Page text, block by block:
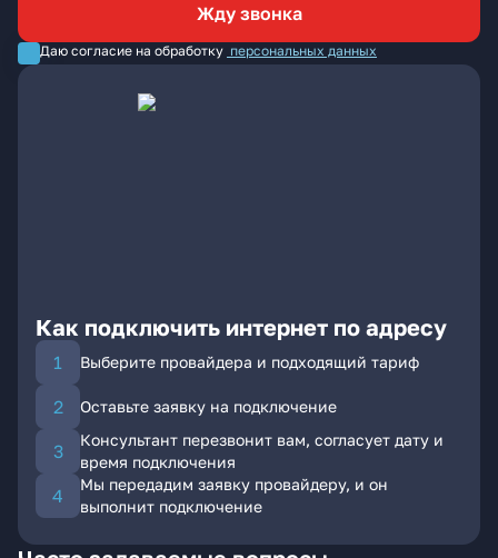
Жду звонка
Даю согласие на обработку персональных данных
Как подключить интернет по адресу
Выберите провайдера и подходящий тариф
Оставьте заявку на подключение
Консультант перезвонит вам, согласует дату и
время подключения
Мы передадим заявку провайдеру, и он
выполнит подключение